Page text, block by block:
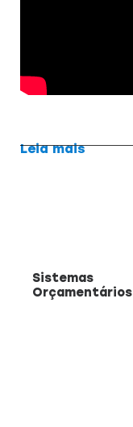
Leia mais
Sistemas
Orçamentários